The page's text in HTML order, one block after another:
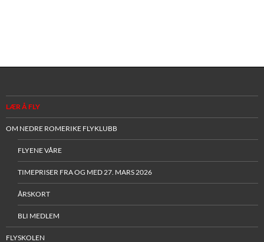
LÆR Å FLY
OM NEDRE ROMERIKE FLYKLUBB
FLYENE VÅRE
TIMEPRISER FRA OG MED 27. MARS 2026
ÅRSKORT
BLI MEDLEM
FLYSKOLEN